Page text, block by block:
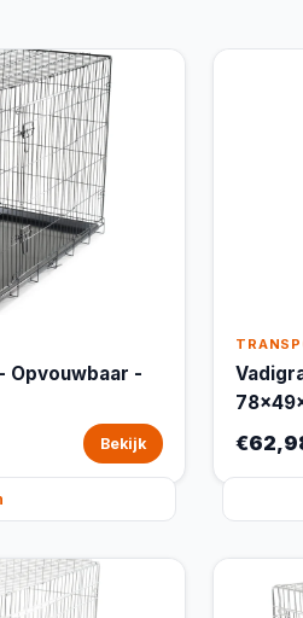
Opvouwbaar -
Bekijk